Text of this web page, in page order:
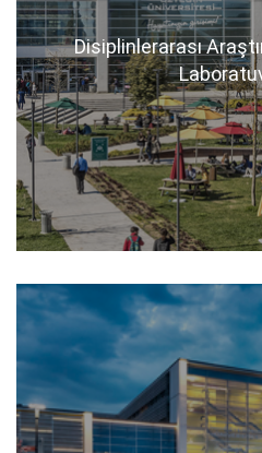
Disiplinlerarası